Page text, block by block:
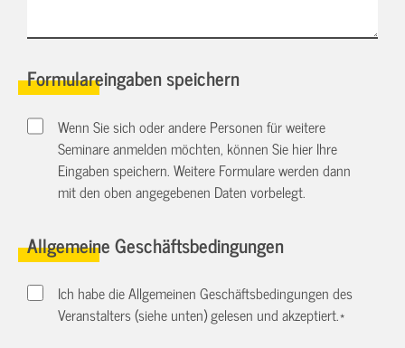
Formulareingaben speichern
Wenn Sie sich oder andere Personen für weitere
Seminare anmelden möchten, können Sie hier Ihre
Eingaben speichern. Weitere Formulare werden dann
mit den oben angegebenen Daten vorbelegt.
Allgemeine Geschäftsbedingungen
Ich habe die Allgemeinen Geschäftsbedingungen des
Veranstalters (siehe unten) gelesen und akzeptiert.*